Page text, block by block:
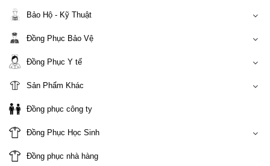
Bảo Hộ - Kỹ Thuật
Đồng Phục Bảo Vệ
Đồng Phục Y tế
Sản Phẩm Khác
Đồng phục công ty
Đồng Phục Học Sinh
Đồng phục nhà hàng